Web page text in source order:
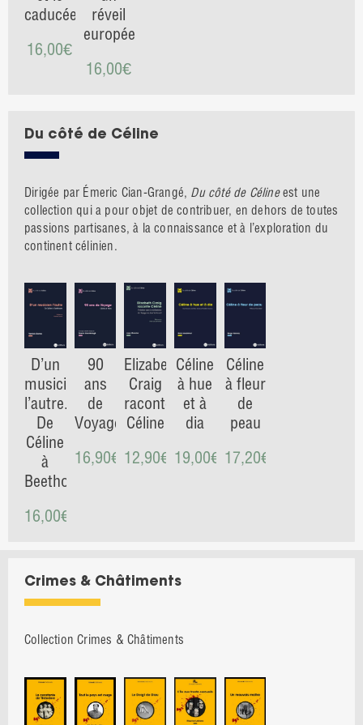
caducée
16,00€
réveil
européen
16,00€
Du côté de Céline
Dirigée par Émeric Cian-Grangé, Du côté de Célineest une
collection qui a pour objet de contribuer, en dehors de toutes
passions partisanes, à la connaissance et à l’exploration du
continent célinien.
D’un
musicien
l’autre.
De
Céline
à
Beethoven
16,00€
90
ans
de
Voyage
16,90€
Elizabeth
Craig
raconte
Céline
12,90€
Céline
à hue
et à
dia
19,00€
Céline
à fleur
de
peau
17,20€
Crimes & Châtiments
Collection Crimes & Châtiments